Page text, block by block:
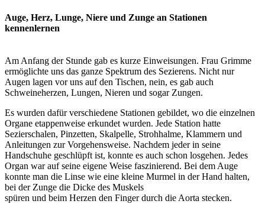
Auge, Herz, Lunge, Niere und Zunge an Stationen
kennenlernen
Am Anfang der Stunde gab es kurze Einweisungen. Frau Grimme
ermöglichte uns das ganze Spektrum des Sezierens. Nicht nur
Augen lagen vor uns auf den Tischen, nein, es gab auch
Schweineherzen, Lungen, Nieren und sogar Zungen.
Es wurden dafür verschiedene Stationen gebildet, wo die einzelnen
Organe etappenweise erkundet wurden. Jede Station hatte
Sezierschalen, Pinzetten, Skalpelle, Strohhalme, Klammern und
Anleitungen zur Vorgehensweise. Nachdem jeder in seine
Handschuhe geschlüpft ist, konnte es auch schon losgehen. Jedes
Organ war auf seine eigene Weise faszinierend. Bei dem Auge
konnte man die Linse wie eine kleine Murmel in der Hand halten,
bei der Zunge die Dicke des Muskels
spüren und beim Herzen den Finger durch die Aorta stecken.